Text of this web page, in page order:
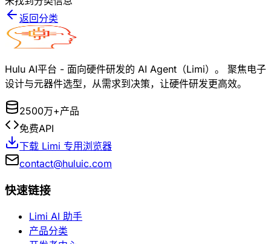
返回分类
Hulu AI平台 - 面向硬件研发的 AI Agent（Limi）。 聚焦电子
设计与元器件选型，从需求到决策，让硬件研发更高效。
2500万+产品
免费API
下载 Limi 专用浏览器
contact@huluic.com
快速链接
Limi AI 助手
产品分类